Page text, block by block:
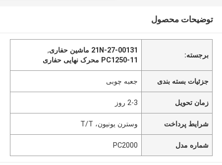
توضیحات محصول
برجسته:
21N-27-00131 ماشین حفاری
,
PC1250-11 محرک نهایی حفاری
جزئیات بسته بندی جعبه چوبی
زمان تحویل 2-3 روز
شرایط پرداخت وسترن یونیون، T/T
شماره مدل PC2000